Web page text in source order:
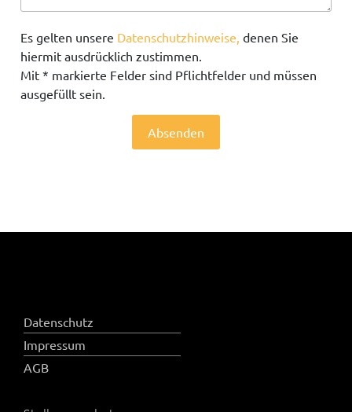
Es gelten unsere Datenschutzhinweise, denen Sie
hiermit ausdrücklich zustimmen.
Mit * markierte Felder sind Pflichtfelder und müssen
ausgefüllt sein.
Absenden
Datenschutz
Impressum
AGB